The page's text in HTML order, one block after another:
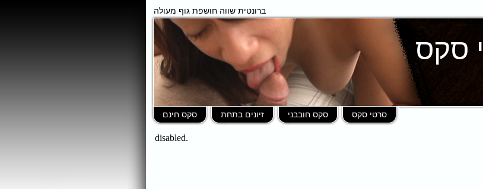
ברונטית שווה חושפת גוף מעולה
סקס חינם זיונים בתחת סקס חובבני סרטי סקס